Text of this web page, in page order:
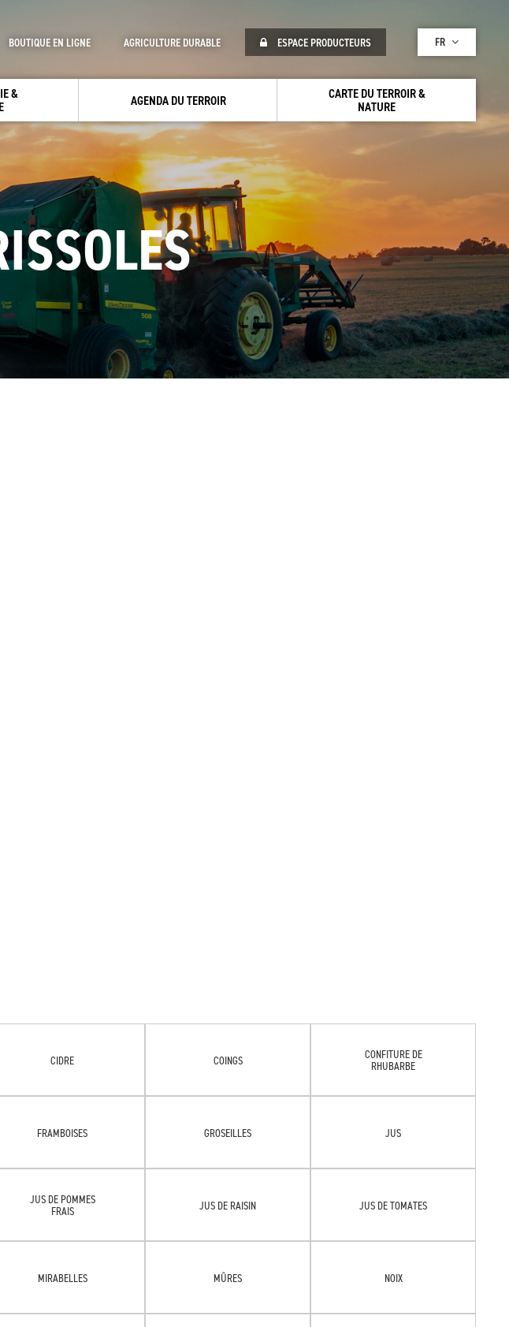
&
AGENDA DU TERROIR
CARTE DU TERROIR &
NATURE
BOUTIQUE EN LIGNE AGRICULTURE DURABLE ESPACE PRODUCTEURS FR
CIDRE COINGS
CONFITURE DE
RHUBARBE
FRAMBOISES GROSEILLES JUS
JUS DE POMMES
FRAIS
JUS DE RAISIN JUS DE TOMATES
MIRABELLES MÛRES NOIX